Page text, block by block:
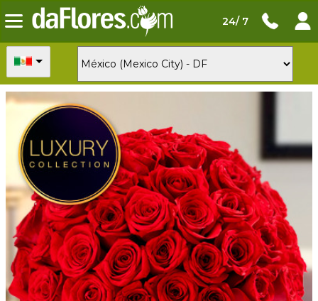
24/ 7